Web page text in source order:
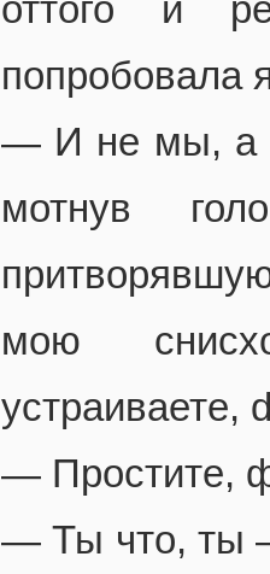
оттого и
попробовала
— И не мы, а
мотнув
мою
устраиваете,
— Простите,
— Ты что, ты